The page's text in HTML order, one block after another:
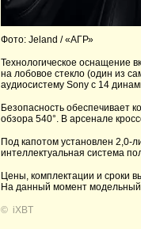
Фото: Jeland / «АГР»
Технологическое оснащение
на лобовое стекло (один из
аудиосистему Sony с 14
Безопасность обеспечивает
обзора 540°. В арсенале
Под капотом установлен 2,0-
интеллектуальная система
Цены, комплектации и сроки
На данный момент модельный
© iXBT